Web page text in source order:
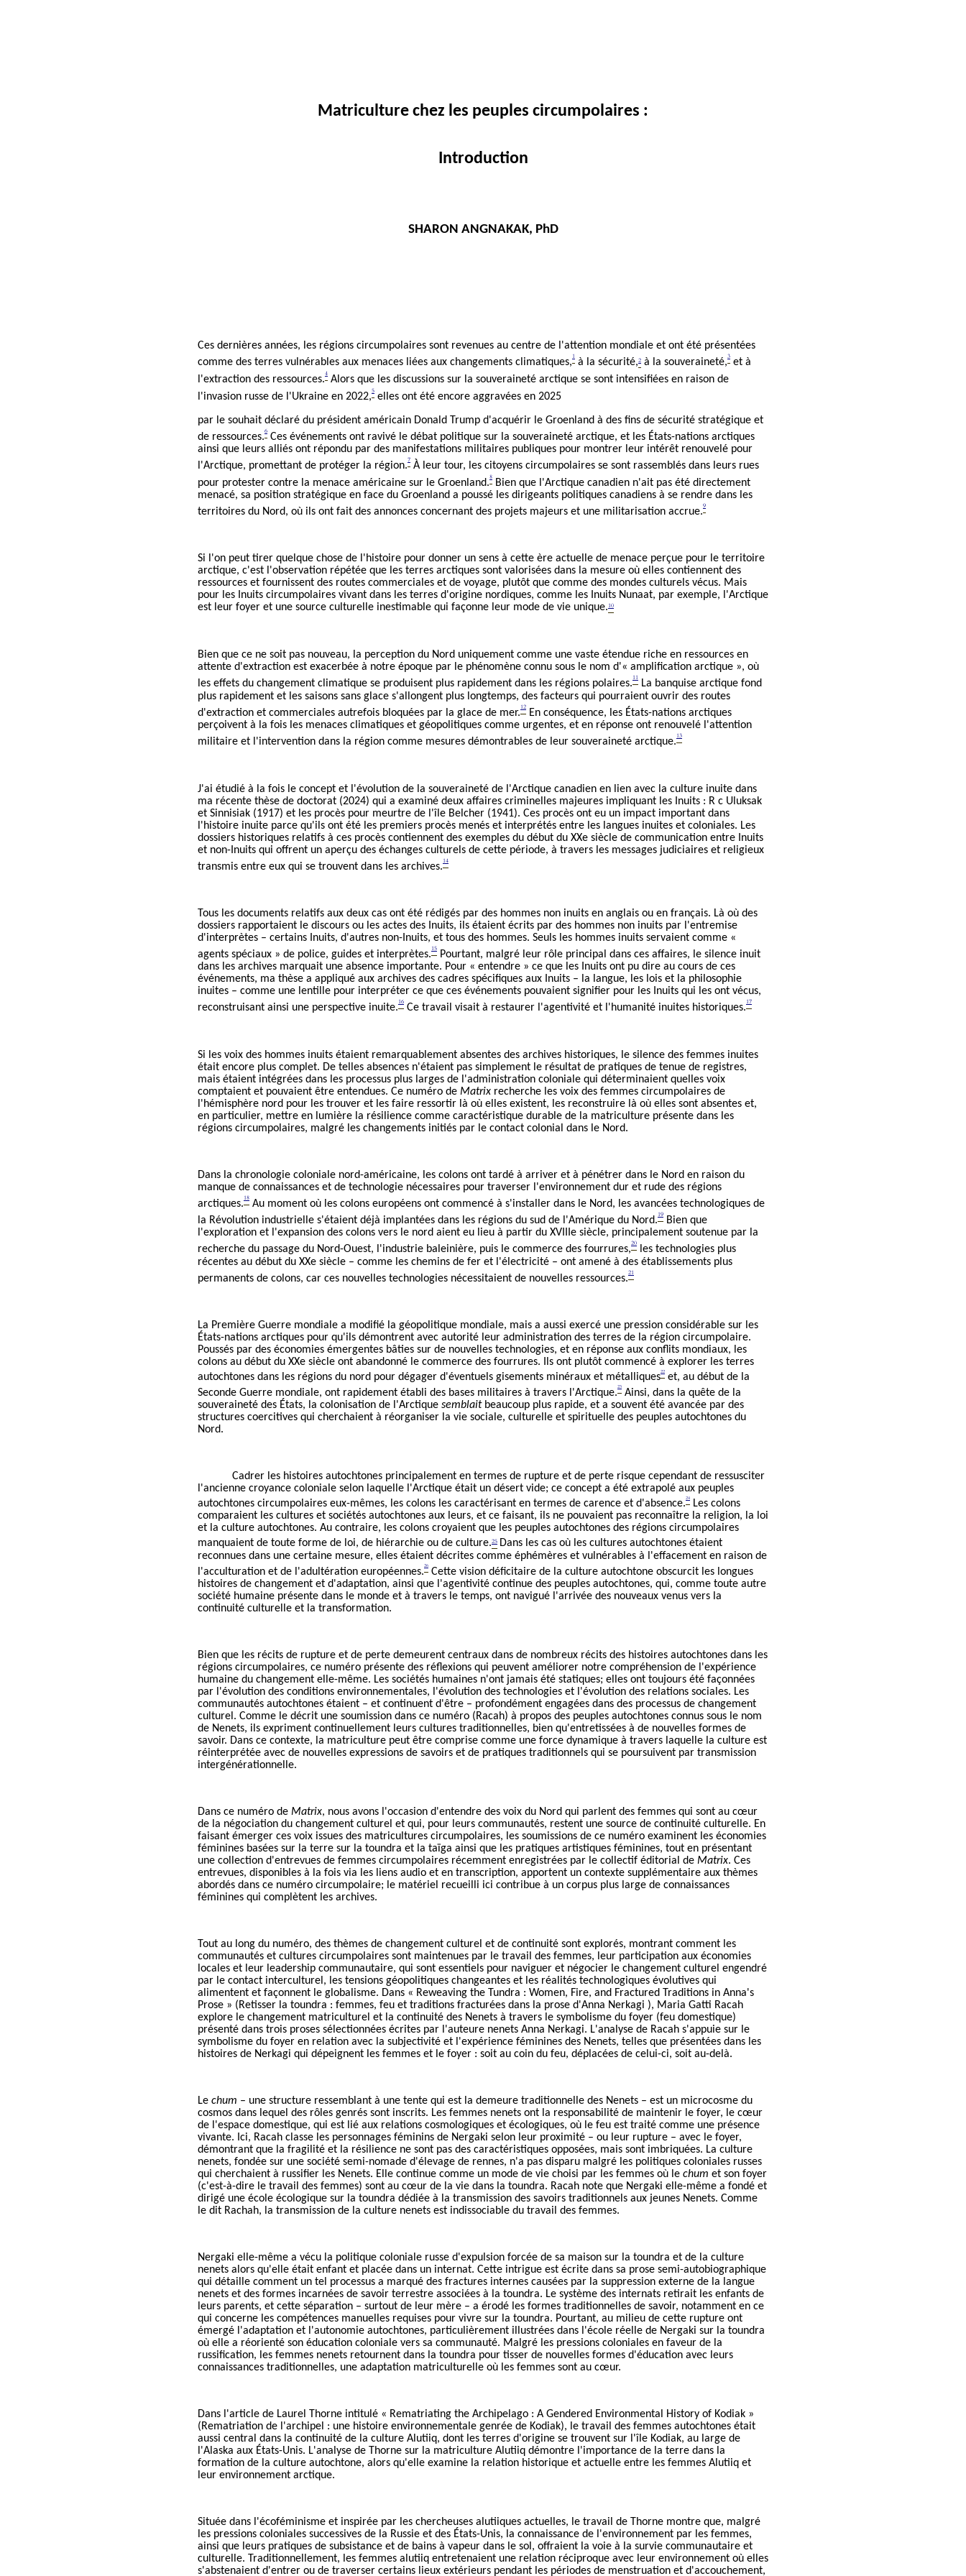
Matriculture chez les peuples circumpolaires :
Introduction
SHARON ANGNAKAK, PhD
Ces dernières années, les régions circumpolaires sont revenues au centre de l'attention mondiale et ont été présentées
comme des terres vulnérables aux menaces liées aux changements climatiques,
1
à la sécurité,2 à la souveraineté,
3
et à
l'extraction des ressources.
4
Alors que les discussions sur la souveraineté arctique se sont intensifiées en raison de
l'invasion russe de l'Ukraine en 2022,
5
elles ont été encore aggravées en 2025
par le souhait déclaré du président américain Donald Trump d'acquérir le Groenland à des fins de sécurité stratégique et
de ressources.
6
Ces événements ont ravivé le débat politique sur la souveraineté arctique, et les États-nations arctiques
ainsi que leurs alliés ont répondu par des manifestations militaires publiques pour montrer leur intérêt renouvelé pour
l'Arctique, promettant de protéger la région.
7
À leur tour, les citoyens circumpolaires se sont rassemblés dans leurs rues
pour protester contre la menace américaine sur le Groenland.
8
Bien que l'Arctique canadien n'ait pas été directement
menacé, sa position stratégique en face du Groenland a poussé les dirigeants politiques canadiens à se rendre dans les
territoires du Nord, où ils ont fait des annonces concernant des projets majeurs et une militarisation accrue.
9
Si l'on peut tirer quelque chose de l'histoire pour donner un sens à cette ère actuelle de menace perçue pour le territoire
arctique, c'est l'observation répétée que les terres arctiques sont valorisées dans la mesure où elles contiennent des
ressources et fournissent des routes commerciales et de voyage, plutôt que comme des mondes culturels vécus. Mais
pour les Inuits circumpolaires vivant dans les terres d'origine nordiques, comme les Inuits Nunaat, par exemple, l'Arctique
est leur foyer et une source culturelle inestimable qui façonne leur mode de vie unique.10
Bien que ce ne soit pas nouveau, la perception du Nord uniquement comme une vaste étendue riche en ressources en
attente d'extraction est exacerbée à notre époque par le phénomène connu sous le nom d'« amplification arctique », où
les effets du changement climatique se produisent plus rapidement dans les régions polaires.
11
La banquise arctique fond
plus rapidement et les saisons sans glace s'allongent plus longtemps, des facteurs qui pourraient ouvrir des routes
d'extraction et commerciales autrefois bloquées par la glace de mer.
12
En conséquence, les États-nations arctiques
perçoivent à la fois les menaces climatiques et géopolitiques comme urgentes, et en réponse ont renouvelé l'attention
militaire et l'intervention dans la région comme mesures démontrables de leur souveraineté arctique.
13
J'ai étudié à la fois le concept et l'évolution de la souveraineté de l'Arctique canadien en lien avec la culture inuite dans
ma récente thèse de doctorat (2024) qui a examiné deux affaires criminelles majeures impliquant les Inuits : R c Uluksak
et Sinnisiak (1917) et les procès pour meurtre de l'île Belcher (1941). Ces procès ont eu un impact important dans
l'histoire inuite parce qu'ils ont été les premiers procès menés et interprétés entre les langues inuites et coloniales. Les
dossiers historiques relatifs à ces procès contiennent des exemples du début du XXe siècle de communication entre Inuits
et non-Inuits qui offrent un aperçu des échanges culturels de cette période, à travers les messages judiciaires et religieux
transmis entre eux qui se trouvent dans les archives.
14
Tous les documents relatifs aux deux cas ont été rédigés par des hommes non inuits en anglais ou en français. Là où des
dossiers rapportaient le discours ou les actes des Inuits, ils étaient écrits par des hommes non inuits par l'entremise
d'interprètes – certains Inuits, d'autres non-Inuits, et tous des hommes. Seuls les hommes inuits servaient comme «
agents spéciaux » de police, guides et interprètes.
15
Pourtant, malgré leur rôle principal dans ces affaires, le silence inuit
dans les archives marquait une absence importante. Pour « entendre » ce que les Inuits ont pu dire au cours de ces
événements, ma thèse a appliqué aux archives des cadres spécifiques aux Inuits – la langue, les lois et la philosophie
inuites – comme une lentille pour interpréter ce que ces événements pouvaient signifier pour les Inuits qui les ont vécus,
reconstruisant ainsi une perspective inuite.
16
Ce travail visait à restaurer l'agentivité et l'humanité inuites historiques.
17
Si les voix des hommes inuits étaient remarquablement absentes des archives historiques, le silence des femmes inuites
était encore plus complet. De telles absences n'étaient pas simplement le résultat de pratiques de tenue de registres,
mais étaient intégrées dans les processus plus larges de l'administration coloniale qui déterminaient quelles voix
comptaient et pouvaient être entendues. Ce numéro de Matrix recherche les voix des femmes circumpolaires de
l'hémisphère nord pour les trouver et les faire ressortir là où elles existent, les reconstruire là où elles sont absentes et,
en particulier, mettre en lumière la résilience comme caractéristique durable de la matriculture présente dans les
régions circumpolaires, malgré les changements initiés par le contact colonial dans le Nord.
Dans la chronologie coloniale nord-américaine, les colons ont tardé à arriver et à pénétrer dans le Nord en raison du
manque de connaissances et de technologie nécessaires pour traverser l'environnement dur et rude des régions
arctiques.
18
Au moment où les colons européens ont commencé à s'installer dans le Nord, les avancées technologiques de
la Révolution industrielle s'étaient déjà implantées dans les régions du sud de l'Amérique du Nord.
19
Bien que
l'exploration et l'expansion des colons vers le nord aient eu lieu à partir du XVIIIe siècle, principalement soutenue par la
recherche du passage du Nord-Ouest, l'industrie baleinière, puis le commerce des fourrures,
20
les technologies plus
récentes au début du XXe siècle – comme les chemins de fer et l'électricité – ont amené à des établissements plus
permanents de colons, car ces nouvelles technologies nécessitaient de nouvelles ressources.
21
La Première Guerre mondiale a modifié la géopolitique mondiale, mais a aussi exercé une pression considérable sur les
États-nations arctiques pour qu'ils démontrent avec autorité leur administration des terres de la région circumpolaire.
Poussés par des économies émergentes bâties sur de nouvelles technologies, et en réponse aux conflits mondiaux, les
colons au début du XXe siècle ont abandonné le commerce des fourrures. Ils ont plutôt commencé à explorer les terres
autochtones dans les régions du nord pour dégager d'éventuels gisements minéraux et métalliques22 et, au début de la
Seconde Guerre mondiale, ont rapidement établi des bases militaires à travers l'Arctique.23 Ainsi, dans la quête de la
souveraineté des États, la colonisation de l'Arctique semblaitbeaucoup plus rapide, et a souvent été avancée par des
structures coercitives qui cherchaient à réorganiser la vie sociale, culturelle et spirituelle des peuples autochtones du
Nord.
Cadrer les histoires autochtones principalement en termes de rupture et de perte risque cependant de ressusciter
l'ancienne croyance coloniale selon laquelle l'Arctique était un désert vide; ce concept a été extrapolé aux peuples
autochtones circumpolaires eux-mêmes, les colons les caractérisant en termes de carence et d'absence.24
Les colons
comparaient les cultures et sociétés autochtones aux leurs, et ce faisant, ils ne pouvaient pas reconnaître la religion, la loi
et la culture autochtones. Au contraire, les colons croyaient que les peuples autochtones des régions circumpolaires
manquaient de toute forme de loi, de hiérarchie ou de culture.25 Dans les cas où les cultures autochtones étaient
reconnues dans une certaine mesure, elles étaient décrites comme éphémères et vulnérables à l'effacement en raison de
l'acculturation et de l'adultération européennes.26 Cette vision déficitaire de la culture autochtone obscurcit les longues
histoires de changement et d'adaptation, ainsi que l'agentivité continue des peuples autochtones, qui, comme toute autre
société humaine présente dans le monde et à travers le temps, ont navigué l'arrivée des nouveaux venus vers la
continuité culturelle et la transformation.
Bien que les récits de rupture et de perte demeurent centraux dans de nombreux récits des histoires autochtones dans les
régions circumpolaires, ce numéro présente des réflexions qui peuvent améliorer notre compréhension de l'expérience
humaine du changement elle-même. Les sociétés humaines n'ont jamais été statiques; elles ont toujours été façonnées
par l'évolution des conditions environnementales, l'évolution des technologies et l'évolution des relations sociales. Les
communautés autochtones étaient – et continuent d'être – profondément engagées dans des processus de changement
culturel. Comme le décrit une soumission dans ce numéro (Racah) à propos des peuples autochtones connus sous le nom
de Nenets, ils expriment continuellement leurs cultures traditionnelles, bien qu'entretissées à de nouvelles formes de
savoir. Dans ce contexte, la matriculture peut être comprise comme une force dynamique à travers laquelle la culture est
réinterprétée avec de nouvelles expressions de savoirs et de pratiques traditionnels qui se poursuivent par transmission
intergénérationnelle.
Dans ce numéro de Matrix, nous avons l'occasion d'entendre des voix du Nord qui parlent des femmes qui sont au cœur
de la négociation du changement culturel et qui, pour leurs communautés, restent une source de continuité culturelle. En
faisant émerger ces voix issues des matricultures circumpolaires, les soumissions de ce numéro examinent les économies
féminines basées sur la terre sur la toundra et la taïga ainsi que les pratiques artistiques féminines, tout en présentant
une collection d'entrevues de femmes circumpolaires récemment enregistrées par le collectif éditorial de Matrix. Ces
entrevues, disponibles à la fois via les liens audio et en transcription, apportent un contexte supplémentaire aux thèmes
abordés dans ce numéro circumpolaire; e matériel recueilli ici contribue à un corpus plus large de connaissances
féminines qui complètent les archives.
Tout au long du numéro, des thèmes de changement culturel et de continuité sont explorés, montrant comment les
communautés et cultures circumpolaires sont maintenues par le travail des femmes, leur participation aux économies
locales et leur leadership communautaire, qui sont essentiel s pour naviguer et négocier le changement culturel engendré
par le contact interculturel, les tensions géopolitiques changeantes et les réalités technologiques évolutives qui
alimentent et façonnent le globalisme. Dans « Reweaving the Tundra : Women, Fire, and Fractured Traditions in Anna's
Prose » (Retisser la toundra : femmes, feu et traditions fracturées dans la prose d'Anna Nerkagi ), Maria Gatti Racah
explore le changement matriculturel et la continuité des Nenets à travers le symbolisme du foyer (feu domestique)
présenté dans trois proses sélectionnées écrites par l'auteure nenets Anna Nerkagi. L'analyse de Racah s'appuie sur le
symbolisme du foyer en relation avec la subjectivité et l'expérience féminines des Nenets, telles que présentées dans les
histoires de Nerkagi qui dépeignent les femmes et le foyer : soit au coin du feu, déplacées de celui-ci, soit au-delà.
Le chum – une structure ressemblant à une tente qui est la demeure traditionnelle des Nenets – est un microcosme du
cosmos dans lequel des rôles genrés sont inscrits. Les femmes nenets ont la responsabilité de maintenir le foyer, le cœur
de l'espace domestique, qui est lié aux relations cosmologiques et écologiques, où le feu est traité comme une présence
vivante. Ici, Racah classe les personnages féminins de Nergaki selon leur proximité – ou leur rupture – avec le foyer,
démontrant que la fragilité et la résilience ne sont pas des caractéristiques opposées, mais sont imbriquées. La culture
nenets, fondée sur une société semi-nomade d'élevage de rennes, n'a pas disparu malgré les politiques coloniales russes
qui cherchaient à russifier les Nenets. Elle continue comme un mode de vie choisi par les femmes où le chum et son foyer
(c'est-à-dire le travail des femmes) sont au cœur de la vie dans la toundra. Racah note que Nergaki elle-même a fondé et
dirigé une école écologique sur la toundra dédiée à la transmission des savoirs traditionnels aux jeunes Nenets. Comme
le dit Rachah, la transmission de la culture nenets est indissociable du travail des femmes.
Nergaki elle-même a vécu la politique coloniale russe d'expulsion forcée de sa maison sur la toundra et de la culture
nenets alors qu'elle était enfant et placée dans un internat. Cette intrigue est écrite dans sa prose semi-autobiographique
qui détaille comment un tel processus a marqué des fractures internes causées par la suppression externe de la langue
nenets et des formes incarnées de savoir terrestre associées à la toundra. Le système des internats retirait les enfants de
leurs parents, et cette séparation – surtout de leur mère – a érodé les formes traditionnelles de savoir, notamment en ce
qui concerne les compétences manuelles requises pour vivre sur la toundra. Pourtant, au milieu de cette rupture ont
émergé l'adaptation et l'autonomie autochtones, particulièrement illustrées dans l'école réelle de Nergaki sur la toundra
où elle a réorienté son éducation coloniale vers sa communauté. Malgré les pressions coloniales en faveur de la
russification, les femmes nenets retournent dans la toundra pour tisser de nouvelles formes d'éducation avec leurs
connaissances traditionnelles, une adaptation matriculturelle où les femmes sont au cœur.
Dans l'article de Laurel Thorne intitulé « Rematriating the Archipelago : A Gendered Environmental History of Kodiak »
(Rematriation de l'archipel : une histoire environnementale genrée de Kodiak), le travail des femmes autochtones était
aussi central dans la continuité de la culture Alutiiq, dont les terres d'origine se trouvent sur l'île Kodiak, au large de
l'Alaska aux États-Unis. L'analyse de Thorne sur la matriculture Alutiiq démontre l'importance de la terre dans la
formation de la culture autochtone, alors qu'elle examine la relation historique et actuelle entre les femmes Alutiiq et
leur environnement arctique.
Située dans l'écoféminisme et inspirée par les chercheuses a lutiiques actuelles, le travail de Thorne montre que, malgré
les pressions coloniales successives de la Russie et des États-Unis, la connaissance de l'environnement par les femmes,
ainsi que leurs pratiques de subsistance et de bains à vapeur dans le sol, offraient la voie à la survie communautaire et
culturelle. Traditionnellement, les femmes a lutiiq entretenaient une relation réciproque avec leur environnement où elles
s'abstenaient d'entrer ou de traverser certains lieux extérieurs pendant les périodes de menstruation et d'accouchement,